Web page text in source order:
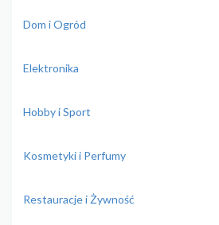
Dom i Ogród
Elektronika
Hobby i Sport
Kosmetyki i Perfumy
Restauracje i Żywność